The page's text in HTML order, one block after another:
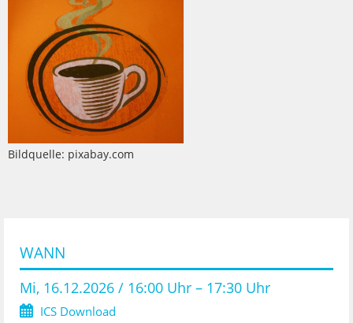
Bildquelle: pixabay.com
WANN
Mi, 16.12.2026 / 16:00 Uhr – 17:30 Uhr
ICS Download